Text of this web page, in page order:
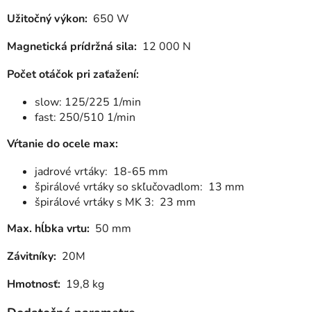
Užitočný výkon: 650 W
Magnetická prídržná sila: 12 000 N
Počet otáčok pri zaťažení:
slow: 125/225 1/min
fast: 250/510 1/min
Vŕtanie do ocele max:
jadrové vrtáky: 18-65 mm
špirálové vrtáky so skľučovadlom: 13 mm
špirálové vrtáky s MK 3: 23 mm
Max. hĺbka vrtu: 50 mm
Závitníky: 20M
Hmotnosť: 19,8 kg